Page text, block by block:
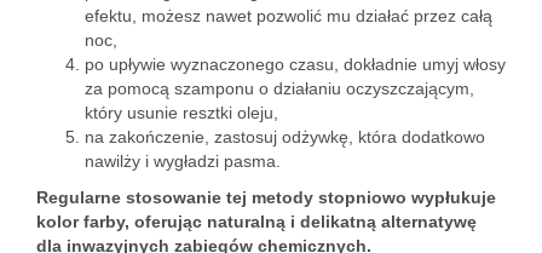
efektu, możesz nawet pozwolić mu działać przez całą
noc,
po upływie wyznaczonego czasu, dokładnie umyj włosy
za pomocą szamponu o działaniu oczyszczającym,
który usunie resztki oleju,
na zakończenie, zastosuj odżywkę, która dodatkowo
nawilży i wygładzi pasma.
Regularne stosowanie tej metody stopniowo wypłukuje
kolor farby, oferując naturalną i delikatną alternatywę
dla inwazyjnych zabiegów chemicznych.